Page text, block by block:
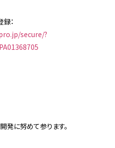
：
secure/?
発に努めて参ります。